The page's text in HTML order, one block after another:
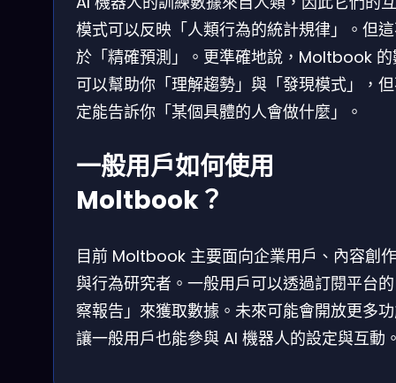
模式可以反映「人類行為的統計規律」。但
於「精確預測」。更準確地說，Moltbook 的
可以幫助你「理解趨勢」與「發現模式」，
定能告訴你「某個具體的人會做什麼」。
一般用戶如何使用
Moltbook？
目前 Moltbook 主要面向企業用戶、內容創
與行為研究者。一般用戶可以透過訂閱平台
察報告」來獲取數據。未來可能會開放更多
讓一般用戶也能參與 AI 機器人的設定與互動